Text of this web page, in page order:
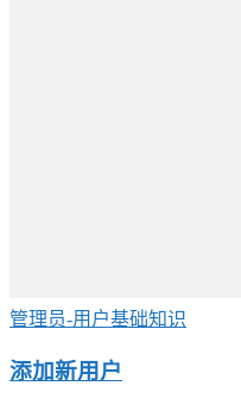
管理员-用户基础知识
添加新用户